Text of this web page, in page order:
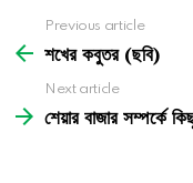
more
Previous article
শখের কবুতর (ছবি)
Next article
শেয়ার বাজার সম্পর্কে